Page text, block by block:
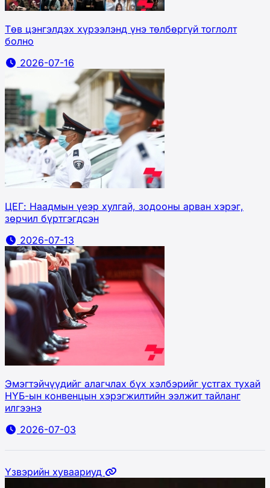
Төв цэнгэлдэх хүрээлэнд үнэ төлбөргүй тоглолт
болно
2026-07-16
ЦЕГ: Наадмын үеэр хулгай, зодооны арван хэрэг,
зөрчил бүртгэгдсэн
2026-07-13
Эмэгтэйчүүдийг алагчлах бүх хэлбэрийг устгах тухай
НҮБ-ын конвенцын хэрэгжилтийн ээлжит тайланг
илгээнэ
2026-07-03
Үзвэрийн хуваариуд